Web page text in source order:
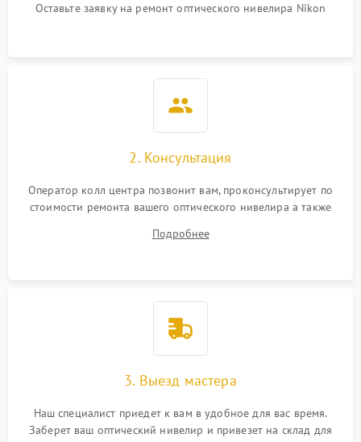
Оставьте заявку на ремонт оптического нивелира Nikon
2. Консультация
Оператор колл центра позвонит вам, проконсультирует по
стоимости ремонта вашего оптического нивелира а также
Подробнее
3. Выезд мастера
Наш специалист приедет к вам в удобное для вас время.
Заберет ваш оптический нивелир и привезет на склад для